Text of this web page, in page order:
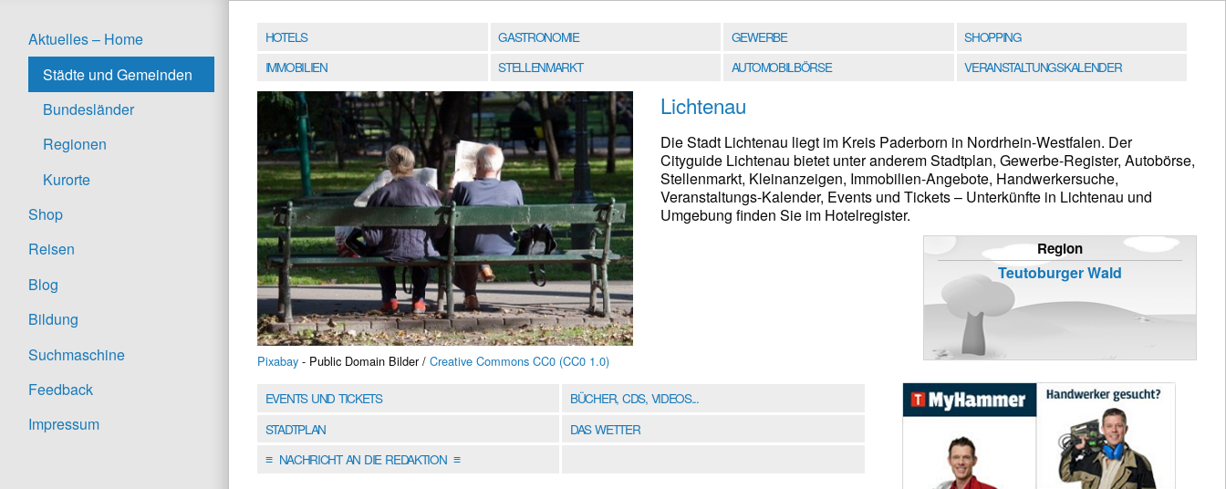
Aktuelles – Home
Städte und Gemeinden
Bundesländer
Regionen
Kurorte
Shop
Reisen
Blog
Bildung
Suchmaschine
Feedback
Impressum
HOTELS GASTRONOMIE GEWERBE
SHOPPING
IMMOBILIEN
STELLENMARKT AUTOMOBILBÖRSE VERANSTALTUNGSKALENDER
Pixabay - Public Domain Bilder / Creative Commons CC0 (CC0 1.0)
Lichtenau
Die Stadt Lichtenau liegt im Kreis Paderborn in Nordrhein-Westfalen. Der
Cityguide Lichtenau bietet unter anderem Stadtplan, Gewerbe-Register, Autobörse,
Stellenmarkt, Kleinanzeigen, Immobilien-Angebote, Handwerkersuche,
Veranstaltungs-Kalender, Events und Tickets – Unterkünfte in Lichtenau und
Umgebung finden Sie im Hotelregister.
Region
Teutoburger Wald
EVENTS UND TICKETS
BÜCHER, CDS, VIDEOS...
STADTPLAN
DAS WETTER
≡NACHRICHT AN DIE REDAKTION≡